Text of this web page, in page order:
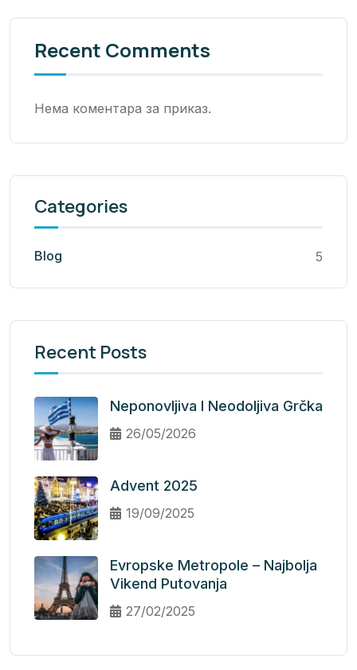
Recent Comments
Нема коментара за приказ.
Categories
Blog 5
Recent Posts
Neponovljiva I Neodoljiva Grčka
26/05/2026
Advent 2025
19/09/2025
Evropske Metropole – Najbolja
Vikend Putovanja
27/02/2025